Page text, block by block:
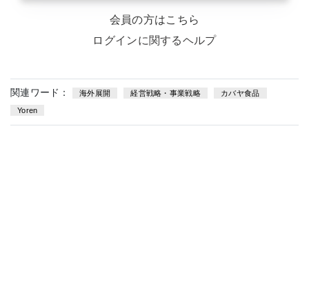
会員の方はこちら
ログインに関するヘルプ
関連ワード： 海外展開 経営戦略・事業戦略 カバヤ食品
Yoren